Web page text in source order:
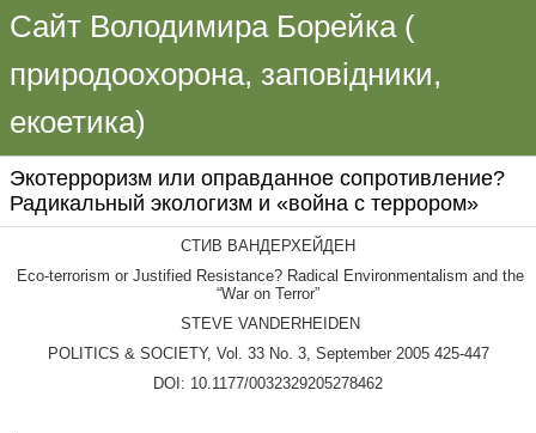
Сайт Володимира Борейка (
природоохорона, заповідники,
екоетика)
Экотерроризм или оправданное сопротивление?
Радикальный экологизм и «война с террором»
СТИВ ВАНДЕРХЕЙДЕН
Eco-terrorism or Justified Resistance? Radical Environmentalism and the
“War on Terror”
STEVE VANDERHEIDEN
POLITICS & SOCIETY, Vol. 33 No. 3, September 2005 425-447
DOI: 10.1177/0032329205278462